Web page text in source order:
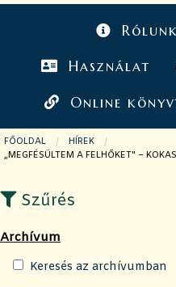
Rólunk
Használat
Online
FŐOLDAL
HÍREK
JELENLEGI OLDAL:
„MEGFÉSÜLTEM A FELHŐKET" –
Szűrés
Archívum
Keresés az archívumban